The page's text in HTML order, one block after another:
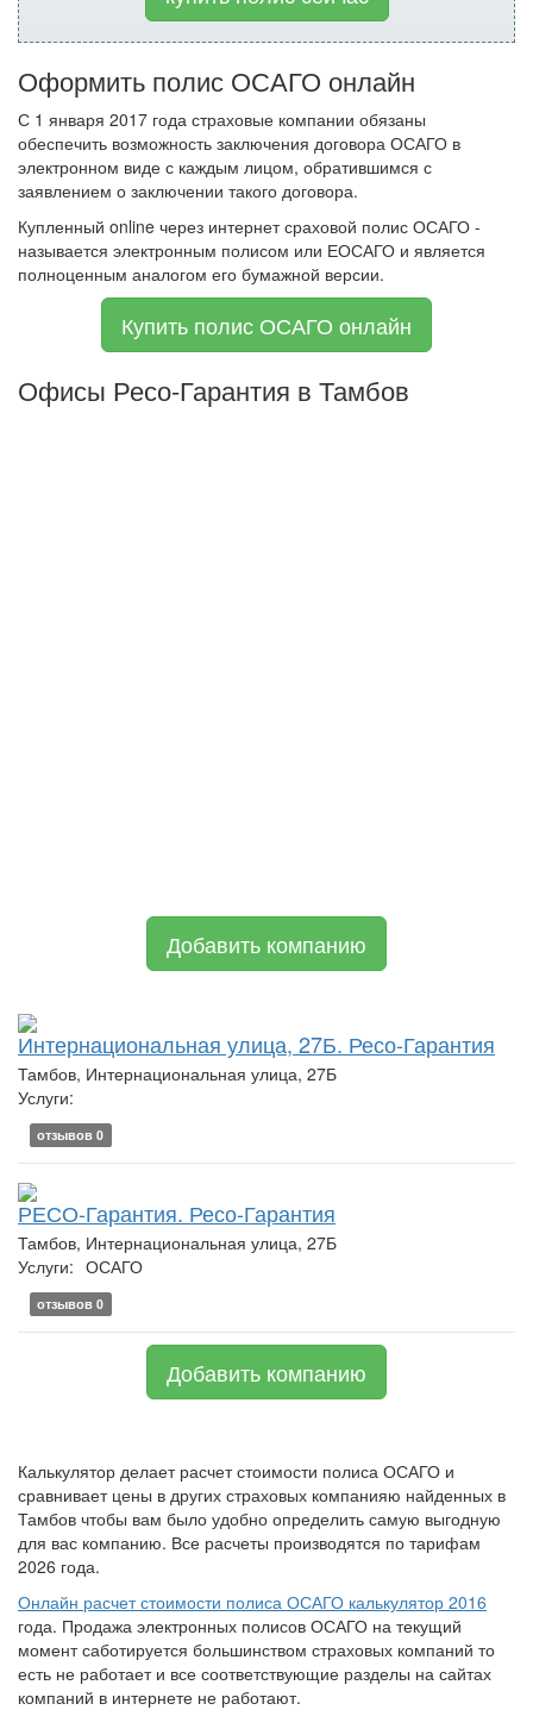
Оформить полис ОСАГО онлайн
С 1 января 2017 года страховые компании обязаны
обеспечить возможность заключения договора ОСАГО в
электронном виде с каждым лицом, обратившимся с
заявлением о заключении такого договора.
Купленный online через интернет сраховой полис ОСАГО -
называется электронным полисом или ЕОСАГО и является
полноценным аналогом его бумажной версии.
Купить полис ОСАГО онлайн
Офисы Ресо-Гарантия в Тамбов
Добавить компанию
Интернациональная улица, 27Б. Ресо-Гарантия
Тамбов, Интернациональная улица, 27Б
Услуги:
отзывов 0
РЕСО-Гарантия. Ресо-Гарантия
Тамбов, Интернациональная улица, 27Б
Услуги: ОСАГО
отзывов 0
Добавить компанию
Калькулятор делает расчет стоимости полиса ОСАГО и
сравнивает цены в других страховых компанияю найденных в
Тамбов чтобы вам было удобно определить самую выгодную
для вас компанию. Все расчеты производятся по тарифам
2026 года.
Онлайн расчет стоимости полиса ОСАГО калькулятор 2016
года. Продажа электронных полисов ОСАГО на текущий
момент саботируется большинством страховых компаний то
есть не работает и все соответствующие разделы на сайтах
компаний в интернете не работают.